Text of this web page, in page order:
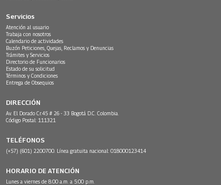
Servicios
Atención al usuario
Trabaja con nosotros
Calendario de actividades
Buzón Peticiones, Quejas, Reclamos y Denuncias
Trámites y Servicios
Directorio de Funcionarios
Estado de su solicitud
Términos y Condiciones
Entrega de Obsequios
DIRECCIÓN
Av. El Dorado Cr.45 # 26 - 33 Bogotá D.C. Colombia.
Código Postal: 111321
TELÉFONOS
(+57) (601) 2200700. Línea gratuita nacional: 018000123414
HORARIO DE ATENCIÓN
Lunes a viernes de 8:00 a.m. a 5:00 p.m.